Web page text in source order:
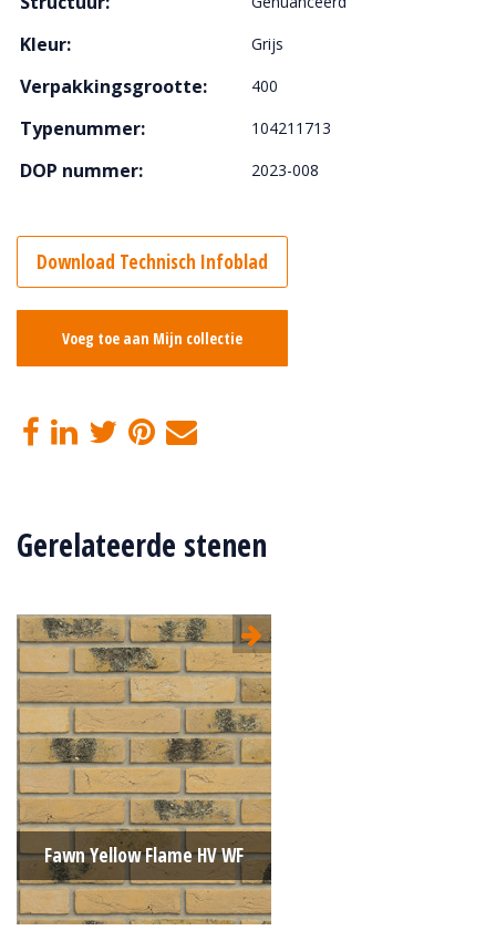
Kleur: Grijs
Verpakkingsgrootte: 400
Typenummer: 104211713
DOP nummer: 2023-008
Download Technisch Infoblad
Voeg toe aan Mijn collectie
Gerelateerde stenen
Fawn Yellow Flame HV WF